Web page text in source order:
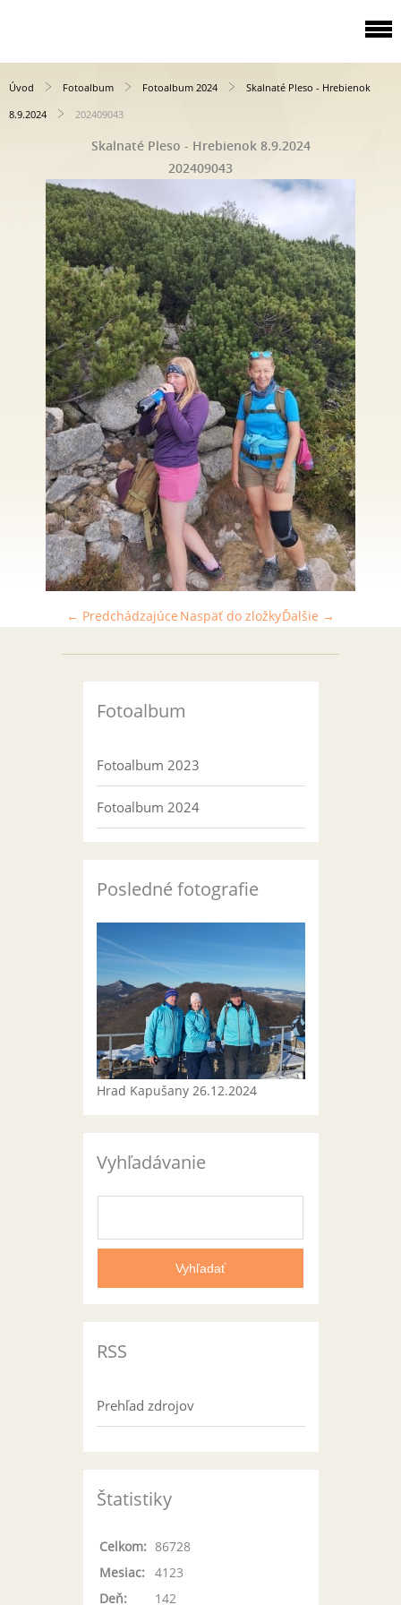
Úvod Fotoalbum Fotoalbum 2024
Skalnaté Pleso - Hrebienok
8.9.2024
202409043
Skalnaté Pleso - Hrebienok 8.9.2024
202409043
← Predchádzajúce Ďalšie →
Naspäť do zložky
Fotoalbum
Fotoalbum 2023
Fotoalbum 2024
Posledné fotografie
Hrad Kapušany 26.12.2024
Vyhľadávanie
RSS
Prehľad zdrojov
Štatistiky
Celkom: 86728
Mesiac:
4123
Deň:
142